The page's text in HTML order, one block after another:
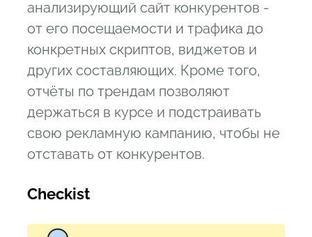
анализирующий сайт конкурентов -
от его посещаемости и трафика до
конкретных скриптов, виджетов и
других составляющих. Кроме того,
отчёты по трендам позволяют
держаться в курсе и подстраивать
свою рекламную кампанию, чтобы не
отставать от конкурентов.
Checkist